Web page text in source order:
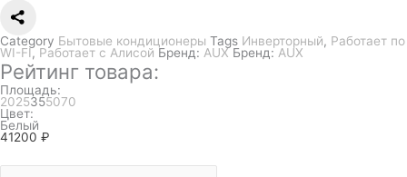
Category Бытовые кондиционеры Tags Инверторный, Работает по
WI-FI, Работает с Алисой Бренд: AUX Бренд: AUX
Рейтинг товара:
Площадь:
2025355070
Цвет:
Белый
41200 ₽